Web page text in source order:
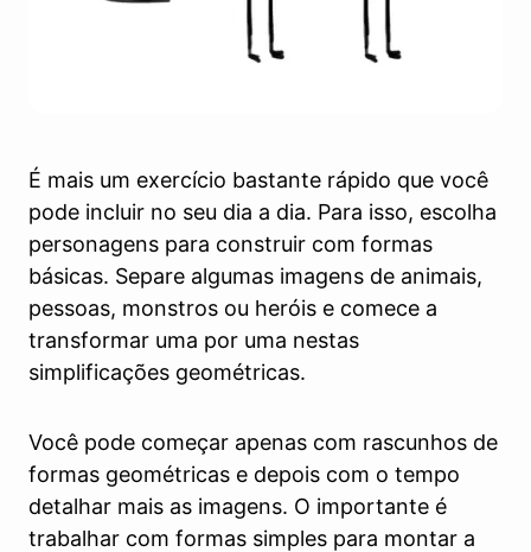
É mais um exercício bastante rápido que você
pode incluir no seu dia a dia. Para isso, escolha
personagens para construir com formas
básicas. Separe algumas imagens de animais,
pessoas, monstros ou heróis e comece a
transformar uma por uma nestas
simplificações geométricas.
Você pode começar apenas com rascunhos de
formas geométricas e depois com o tempo
detalhar mais as imagens. O importante é
trabalhar com formas simples para montar a